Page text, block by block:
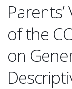
of the
on